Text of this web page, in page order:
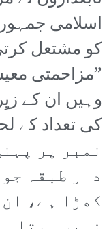
اسلامی
کو مشتعل
”مزاحمتی
وہیں ان کے
نمبر پر
دار طبقہ
کھڑا ہے،